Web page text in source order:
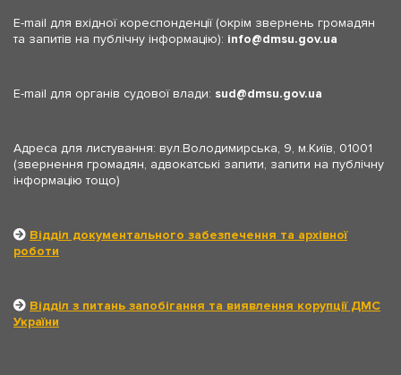
E-mail для вхідної кореспонденції (окрім звернень громадян
та запитів на публічну інформацію): info dmsu.gov.ua
E-mail для органів судової влади: sud dmsu.gov.ua
Адреса для листування: вул.Володимирська, 9, м.Київ, 01001
(звернення громадян, адвокатські запити, запити на публічну
інформацію тощо)
Відділ документального забезпечення та архівної
роботи
Відділ з питань запобігання та виявлення корупції ДМС
України